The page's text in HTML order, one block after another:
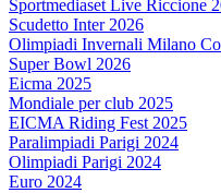
Sportmediaset Live Riccione
Scudetto Inter 2026
Olimpiadi Invernali Milano
Super Bowl 2026
Eicma 2025
Mondiale per club 2025
EICMA Riding Fest 2025
Paralimpiadi Parigi 2024
Olimpiadi Parigi 2024
Euro 2024